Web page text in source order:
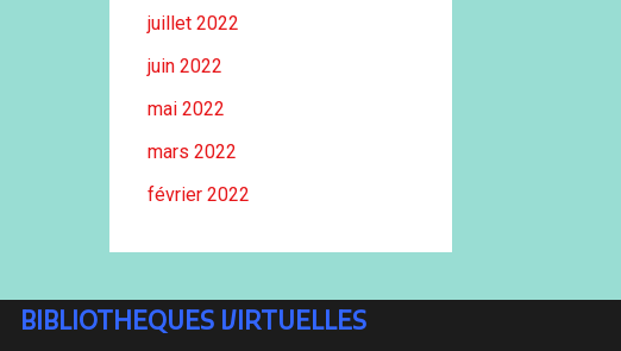
juillet 2022
juin 2022
mai 2022
mars 2022
février 2022
BIBLIOTHEQUES VIRTUELLES